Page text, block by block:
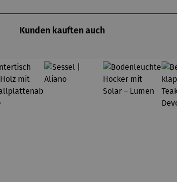
Kunden kauften auch